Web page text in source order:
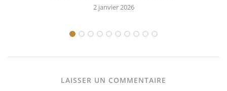
2 janvier 2026
LAISSER UN COMMENTAIRE